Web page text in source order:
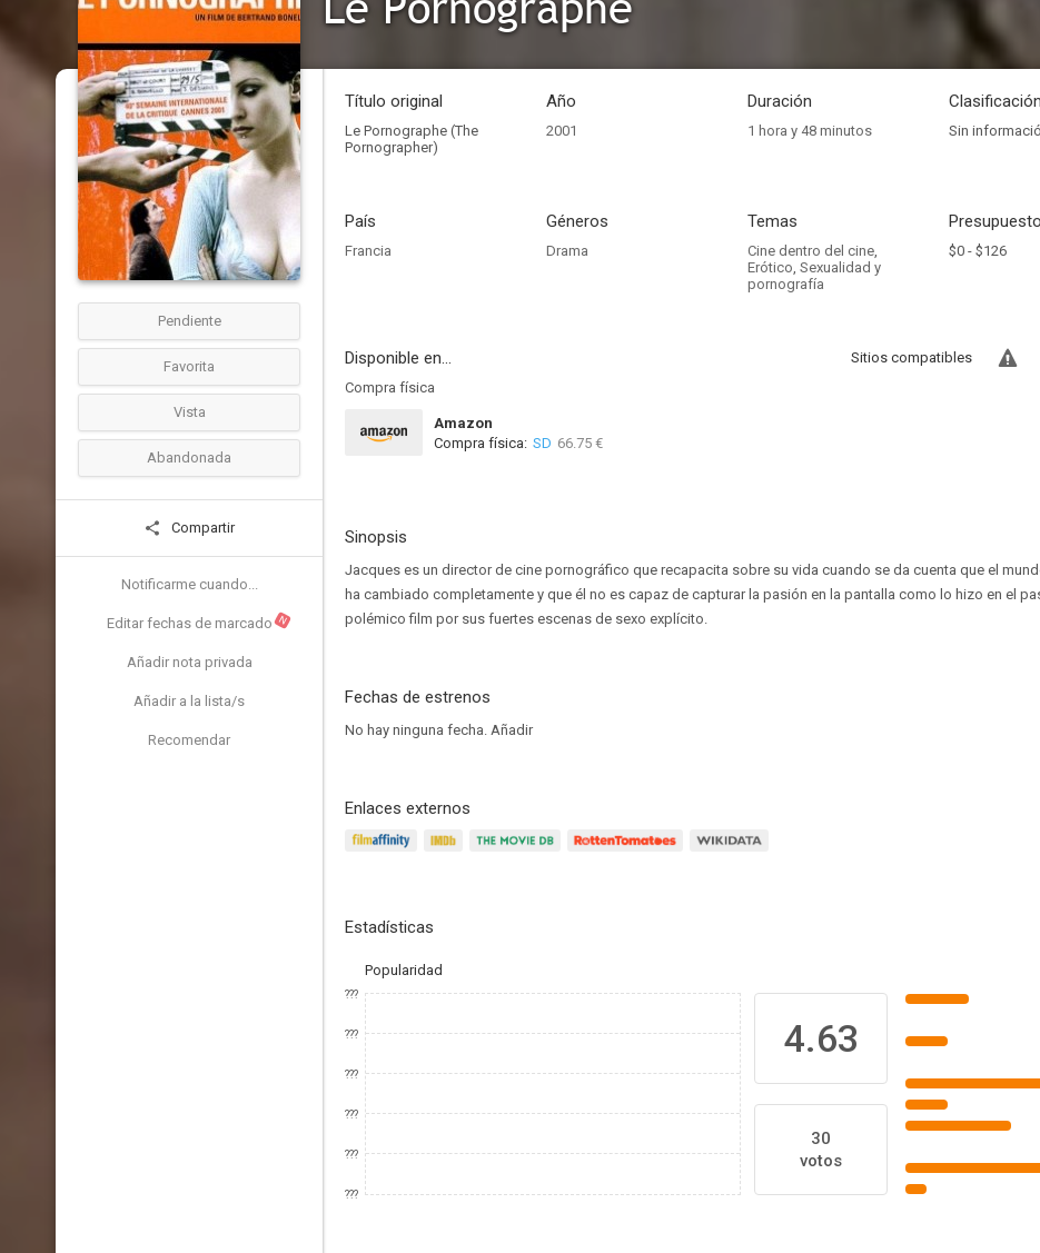
Pendiente
Favorita
Vista
Abandonada
Compartir
Notificarme cuando...
Editar fechas de marcado N
Añadir nota privada
Añadir a la lista/s
Recomendar
Título original
Le Pornographe (The
Pornographer)
Año
2001
Duración
1 hora y 48 minutos Sin
País
Francia
Géneros
Drama
Temas
Cine dentro del cine,
Erótico, Sexualidad y
pornografía
$0 - $126
Disponible en...
Sitios compatibles
Compra física
Amazon
Compra física: SD 66.75 €
Sinopsis
Jacques es un director de cine pornográfico que recapacita sobre su vida cuando se da cuenta que el
ha cambiado completamente y que él no es capaz de capturar la pasión en la pantalla como lo hizo en el
polémico film por sus fuertes escenas de sexo explícito.
Fechas de estrenos
No hay ninguna fecha. Añadir
Enlaces externos
Estadísticas
Popularidad
???
???
???
???
???
???
4.63
30
votos